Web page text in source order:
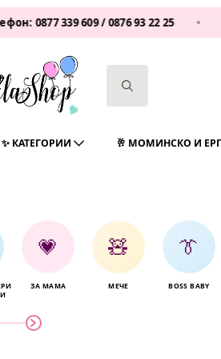
339 609/0876 93 22 25 •
✨ КАТЕГОРИИ 🥂 МОМИНСКО И
💗
ЗА МАМА
🧸
МЕЧЕ
👔
BOSS BABY